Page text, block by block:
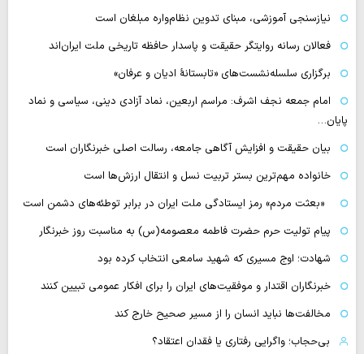
نیازسنجی آموزشی، مبنای تدوین نظام‌واره مبلغان است
فعالان رسانه‌ روایتگر حقیقت و پاسدار حافظه تاریخی ملت ایران‌اند
برگزاری سلسله‌نشست‌های «تابستانهٔ ادیان و عرفان»
امام جمعه نجف اشرف: مراسم اربعین، نماد آزادی دینی، سیاسی و نماد
پایان…
بیان حقیقت و افزایش آگاهی جامعه، رسالت اصلی خبرنگاران است
خانواده مهم‌ترین بستر تربیت نسل و انتقال ارزش‌ها است
«بعثت مردم» رمز ایستادگی ملت ایران در برابر توطئه‌های دشمن است
پیام تولیت حرم حضرت فاطمه معصومه(س) به مناسبت روز خبرنگار
شهادت؛ اوج مسیری که شهید سامعی انتخاب کرده بود
خبرنگاران اقتدار و موفقیت‌های ایران را برای افکار عمومی تبیین کنند
مخالفت‌ها نباید انسان را از مسیر صحیح خارج کند
بی‌حجاب؛ واگرایی رفتاری یا فقدان اعتقاد؟